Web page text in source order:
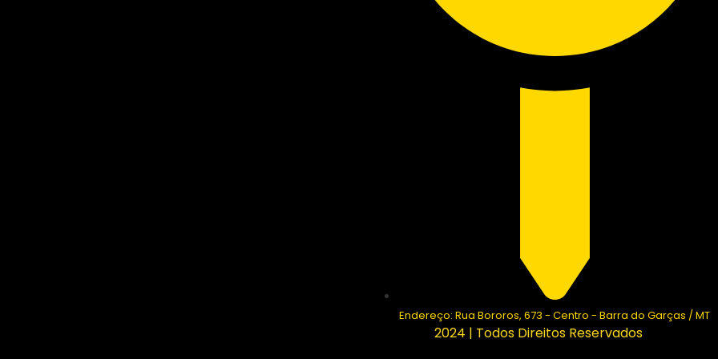
Endereço: Rua Bororos, 673 - Centro - Barra do Garças / MT
2024 | Todos Direitos Reservados